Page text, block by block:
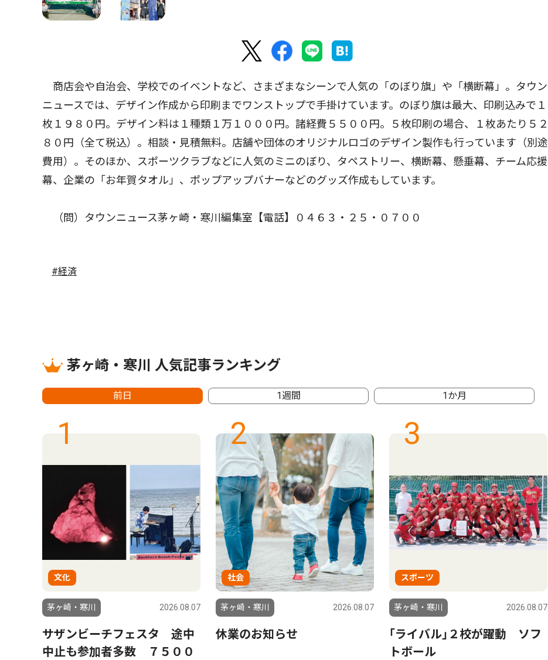
商店会や自治会、学校でのイベントなど、さまざまなシーンで人気の「のぼり旗」や「横断幕」。タウン
ニュースでは、デザイン作成から印刷までワンストップで手掛けています。のぼり旗は最大、印刷込みで１
枚１９８０円。デザイン料は１種類１万１０００円。諸経費５５００円。５枚印刷の場合、１枚あたり５２
８０円（全て税込）。相談・見積無料。店舗や団体のオリジナルロゴのデザイン製作も行っています（別途
費用）。そのほか、スポーツクラブなどに人気のミニのぼり、タペストリー、横断幕、懸垂幕、チーム応援
幕、企業の「お年賀タオル」、ポップアップバナーなどのグッズ作成もしています。
（問）タウンニュース茅ヶ崎・寒川編集室【電話】０４６３・２５・０７００
#経済
茅ヶ崎・寒川 人気記事ランキング
前日 1週間 1か月
1
文化
茅ヶ崎・寒川 2026.08.07
サザンビーチフェスタ 途中
中止も参加者多数 ７５００
2
社会
茅ヶ崎・寒川 2026.08.07
休業のお知らせ
3
スポーツ
茅ヶ崎・寒川 2026.08.07
｢ライバル｣２校が躍動 ソフ
トボール